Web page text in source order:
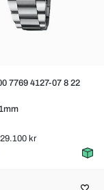
7769 4127-07 8 22
kr